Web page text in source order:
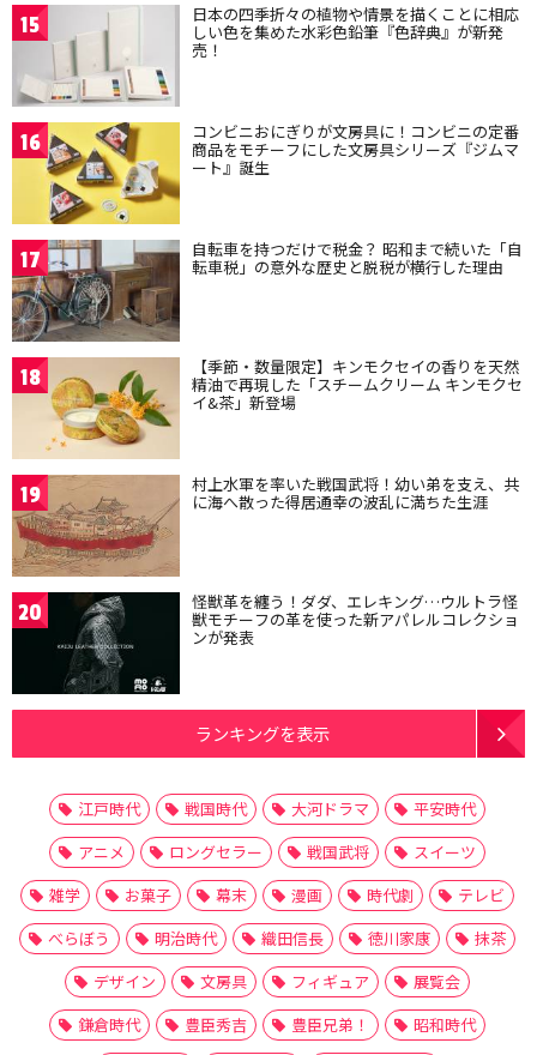
15 日本の四季折々の植物や情景を描くことに相応
しい色を集めた水彩色鉛筆『色辞典』が新発
売！
16 コンビニおにぎりが文房具に！コンビニの定番
商品をモチーフにした文房具シリーズ『ジムマ
ート』誕生
17 自転車を持つだけで税金？ 昭和まで続いた「自
転車税」の意外な歴史と脱税が横行した理由
18 【季節・数量限定】キンモクセイの香りを天然
精油で再現した「スチームクリーム キンモクセ
イ&茶」新登場
19 村上水軍を率いた戦国武将！幼い弟を支え、共
に海へ散った得居通幸の波乱に満ちた生涯
20 怪獣革を纏う！ダダ、エレキング…ウルトラ怪
獣モチーフの革を使った新アパレルコレクショ
ンが発表
ランキングを表示
江戸時代 戦国時代 大河ドラマ
平安時代
アニメ
ロングセラー 戦国武将
スイーツ
雑学
お菓子 幕末 漫画 時代劇
テレビ
べらぼう
明治時代 織田信長 徳川家康
抹茶
デザイン
文房具 フィギュア
展覧会
鎌倉時代
豊臣秀吉 豊臣兄弟！
昭和時代